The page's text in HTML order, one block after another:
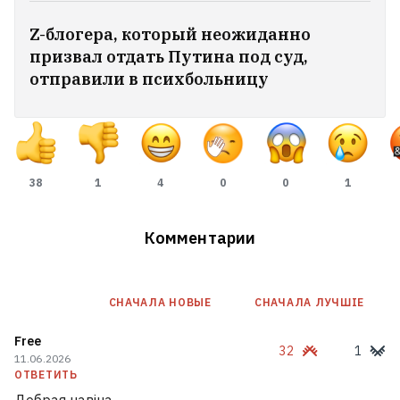
Z-блогера, который неожиданно
призвал отдать Путина под суд,
отправили в психбольницу
38 1 4 0 0 1
Комментарии
СНАЧАЛА НОВЫE СНАЧАЛА ЛУЧШІЕ
Free
11.06.2026
ОТВЕТИТЬ
32 1
27‑летнего минчанина, которого
искали 10 дней, нашли мёртвым
1